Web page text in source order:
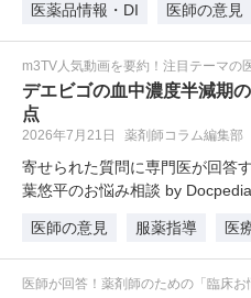
医薬品情報・DI
医師の意見
m3TV人気動画を要約！注目テーマの
デエビゴの血中濃度半減期
点
2026年7月21日 薬剤師コラム編集部
寄せられた質問に専門医が回答
葉悠平のお悩み相談 by Docpedia
医師の意見
服薬指導 医
医師が回答！薬剤師のための「臨床お